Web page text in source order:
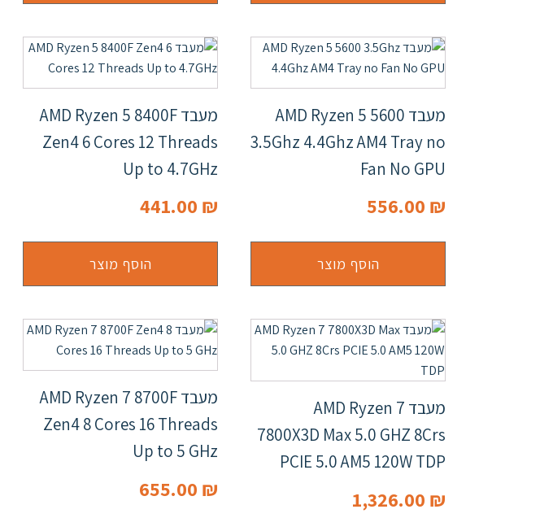
מעבד AMD Ryzen 5 5600
3.5Ghz 4.4Ghz AM4 Tray no
Fan No GPU
556.00 ₪
הוסף מוצר
מעבד AMD Ryzen 5 8400F
Zen4 6 Cores 12 Threads
Up to 4.7GHz
441.00 ₪
הוסף מוצר
מעבד AMD Ryzen 7
7800X3D Max 5.0 GHZ 8Crs
PCIE 5.0 AM5 120W TDP
1,326.00 ₪
מעבד AMD Ryzen 7 8700F
Zen4 8 Cores 16 Threads
Up to 5 GHz
655.00 ₪